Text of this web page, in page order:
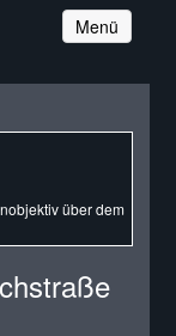
Navigation
Menü
über dem